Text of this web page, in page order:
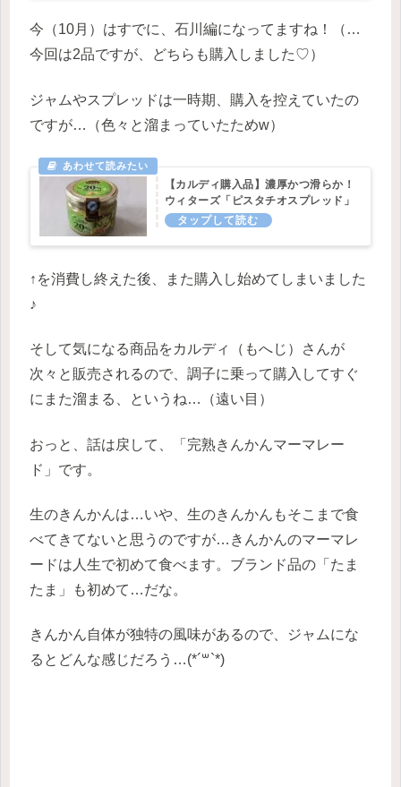
今（10月）はすでに、石川編になってますね！（…
今回は2品ですが、どちらも購入しました♡）
ジャムやスプレッドは一時期、購入を控えていたの
ですが…（色々と溜まっていたためw）
【カルディ購入品】濃厚かつ滑らか！
ウィターズ「ピスタチオスプレッド」
↑を消費し終えた後、また購入し始めてしまいました
♪
そして気になる商品をカルディ（もへじ）さんが
次々と販売されるので、調子に乗って購入してすぐ
にまた溜まる、というね…（遠い目）
おっと、話は戻して、「完熟きんかんマーマレー
ド」です。
生のきんかんは…いや、生のきんかんもそこまで食
べてきてないと思うのですが…きんかんのマーマレ
ードは人生で初めて食べます。ブランド品の「たま
たま」も初めて…だな。
きんかん自体が独特の風味があるので、ジャムにな
るとどんな感じだろう…(*´꒳`*)